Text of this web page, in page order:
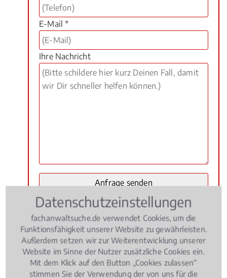
E-Mail *
Ihre Nachricht
Multimodaler Transport Hamburg
Bei Fachanwaltsuche finden Sie ausschließlich
besonders qualifizierte und erfahrene Fachanwälte
zum Thema Multimodaler Transport. Die
Datenschutzeinstellungen
fachanwaltsuche.de verwendet Cookies, um die
Funktionsfähigkeit unserer Website zu gewährleisten.
Außerdem setzen wir zur Weiterentwicklung unserer
Website im Sinne der Nutzer zusätzliche Cookies ein.
Mit dem Klick auf den Button „Cookies zulassen“
stimmen Sie der Verwendung der von uns für die